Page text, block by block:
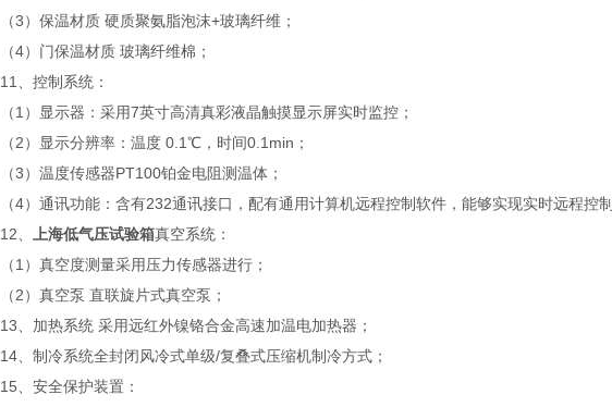
（3）保温材质 硬质聚氨脂泡沫+玻璃纤维；
（4）门保温材质 玻璃纤维棉；
11、控制系统：
（1）显示器：采用7英寸高清真彩液晶触摸显示屏实时监控；
（2）显示分辨率：温度 0.1℃，时间0.1min；
（3）温度传感器PT100铂金电阻测温体；
（4）通讯功能：含有232通讯接口，配有通用计算机远程控制软件，能够实现实时远程
12、
上海低气压试验箱真空系统：
（1）真空度测量采用压力传感器进行；
（2）真空泵 直联旋片式真空泵；
13、加热系统 采用远红外镍铬合金高速加温电加热器；
14、制冷系统全封闭风冷式单级/复叠式压缩机制冷方式；
15、安全保护装置：